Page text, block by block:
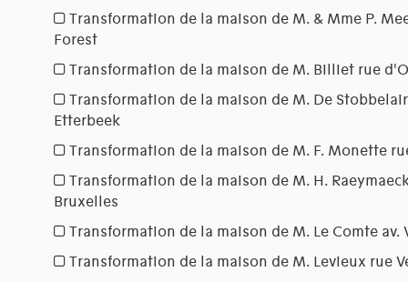
Transformation de la maison de M. & Mme P.
Forest
Transformation de la maison de M. Billiet rue
Transformation de la maison de M. De
Etterbeek
Transformation de la maison de M. F. Monette
Transformation de la maison de M. H.
Bruxelles
Transformation de la maison de M. Le Comte av.
Transformation de la maison de M. Levieux rue